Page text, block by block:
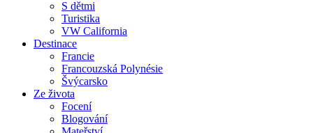
S dětmi
Turistika
VW California
Destinace
Francie
Francouzská Polynésie
Švýcarsko
Ze života
Focení
Blogování